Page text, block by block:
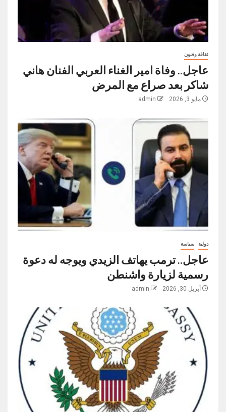
ثقافة وفنون
عاجل.. وفاة امير الغناء العربي الفنان هاني
شاكر بعد صراع مع المرض
مايو 3, 2026 admin
دولية سياسة
عاجل.. ترمب يهاتف الزيدي ويوجه له دعوة
رسمية لزيارة واشنطن
أبريل 30, 2026 admin